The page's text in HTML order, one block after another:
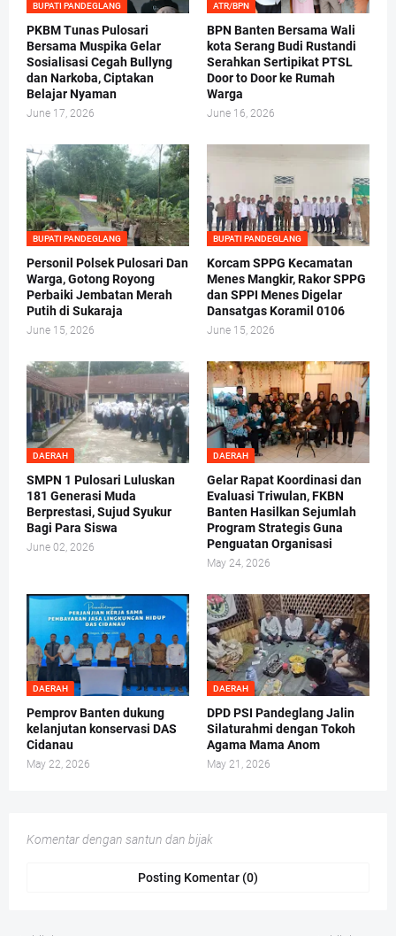
BUPATI PANDEGLANG
PKBM Tunas Pulosari
Bersama Muspika Gelar
Sosialisasi Cegah Bullyng
dan Narkoba, Ciptakan
Belajar Nyaman
June 17, 2026
ATR/BPN
BPN Banten Bersama Wali
kota Serang Budi Rustandi
Serahkan Sertipikat PTSL
Door to Door ke Rumah
Warga
June 16, 2026
BUPATI PANDEGLANG
Personil Polsek Pulosari Dan
Warga, Gotong Royong
Perbaiki Jembatan Merah
Putih di Sukaraja
June 15, 2026
BUPATI PANDEGLANG
Korcam SPPG Kecamatan
Menes Mangkir, Rakor SPPG
dan SPPI Menes Digelar
Dansatgas Koramil 0106
June 15, 2026
DAERAH
SMPN 1 Pulosari Luluskan
181 Generasi Muda
Berprestasi, Sujud Syukur
Bagi Para Siswa
June 02, 2026
DAERAH
Gelar Rapat Koordinasi dan
Evaluasi Triwulan, FKBN
Banten Hasilkan Sejumlah
Program Strategis Guna
Penguatan Organisasi
May 24, 2026
DAERAH
Pemprov Banten dukung
kelanjutan konservasi DAS
Cidanau
May 22, 2026
DAERAH
DPD PSI Pandeglang Jalin
Silaturahmi dengan Tokoh
Agama Mama Anom
May 21, 2026
Komentar dengan santun dan bijak
Posting Komentar (0)